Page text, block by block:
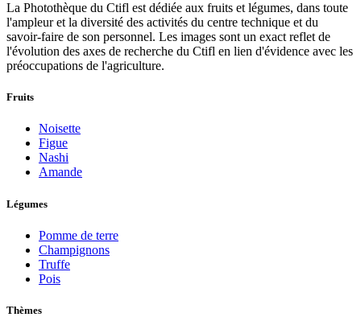
La Photothèque du Ctifl est dédiée aux fruits et légumes, dans toute
l'ampleur et la diversité des activités du centre technique et du
savoir-faire de son personnel. Les images sont un exact reflet de
l'évolution des axes de recherche du Ctifl en lien d'évidence avec les
préoccupations de l'agriculture.
Fruits
Noisette
Figue
Nashi
Amande
Légumes
Pomme de terre
Champignons
Truffe
Pois
Thèmes